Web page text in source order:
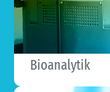
Bioanalytik